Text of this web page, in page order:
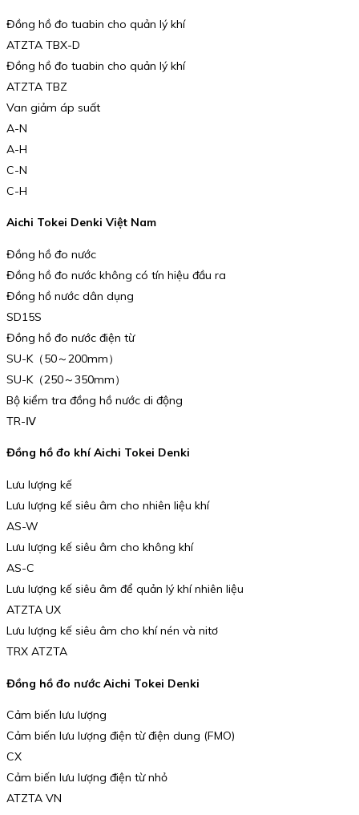
Đồng hồ đo tuabin cho quản lý khí
ATZTA TBX-D
Đồng hồ đo tuabin cho quản lý khí
ATZTA TBZ
Van giảm áp suất
A-N
A-H
C-N
C-H
Aichi Tokei Denki Việt Nam
Đồng hồ đo nước
Đồng hồ đo nước không có tín hiệu đầu ra
Đồng hồ nước dân dụng
SD15S
Đồng hồ đo nước điện từ
SU-K（50～200mm）
SU-K（250～350mm）
Bộ kiểm tra đồng hồ nước di động
TR-Ⅳ
Đồng hồ đo khí Aichi Tokei Denki
Lưu lượng kế
Lưu lượng kế siêu âm cho nhiên liệu khí
AS-W
Lưu lượng kế siêu âm cho không khí
AS-C
Lưu lượng kế siêu âm để quản lý khí nhiên liệu
ATZTA UX
Lưu lượng kế siêu âm cho khí nén và nitơ
TRX ATZTA
Đồng hồ đo nước Aichi Tokei Denki
Cảm biến lưu lượng
Cảm biến lưu lượng điện từ điện dung (FMO)
CX
Cảm biến lưu lượng điện từ nhỏ
ATZTA VN